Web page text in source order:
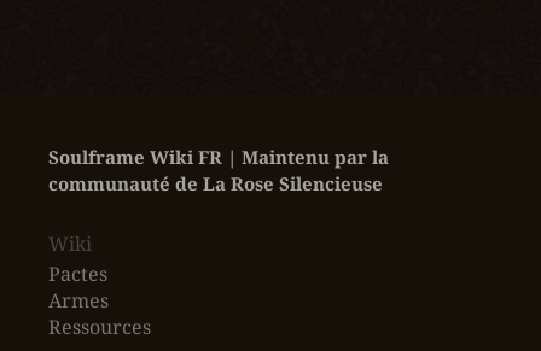
Soulframe Wiki FR | Maintenu par la
communauté de La Rose Silencieuse
Wiki
Pactes
Armes
Ressources